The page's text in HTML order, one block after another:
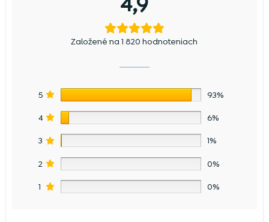
Založené na 1 820 hodnoteniach
5 93%
4 6%
3 1%
2 0%
1 0%